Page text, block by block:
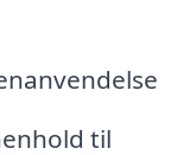
til